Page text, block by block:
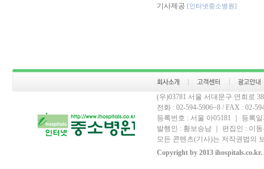
기사제공 [인터넷중소병원]
(우)03781 서울 서대문구 연희로
전화 : 02-594-5906~8 / FAX : 02-
등록번호 : 서울 아05181 ｜ 등록
발행인 : 황보승남 ｜ 편집인 : 이
모든 콘텐츠(기사)는 저작권법의
Copyright by 2013 ihospitals.co.kr.